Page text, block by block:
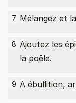
7 Mélangez et
8 Ajoutez les
la poêle.
9 A ébullition,